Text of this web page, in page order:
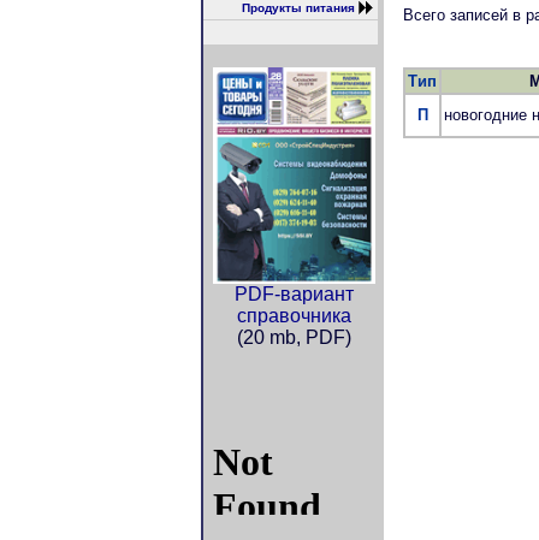
Продукты питания
PDF-вариант
справочника
(20 mb, PDF)
Всего записей в
Тип
П
новогодние